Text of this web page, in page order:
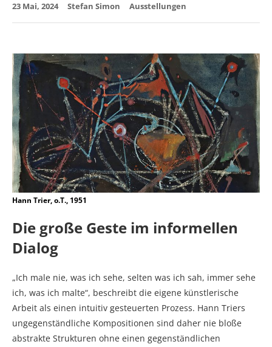
23 Mai, 2024 Stefan Simon Ausstellungen
Hann Trier, o.T., 1951
Die große Geste im informellen
Dialog
„Ich male nie, was ich sehe, selten was ich sah, immer sehe
ich, was ich malte“, beschreibt die eigene künstlerische
Arbeit als einen intuitiv gesteuerten Prozess. Hann Triers
ungegenständliche Kompositionen sind daher nie bloße
abstrakte Strukturen ohne einen gegenständlichen